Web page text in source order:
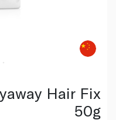
Hair Fix
50g